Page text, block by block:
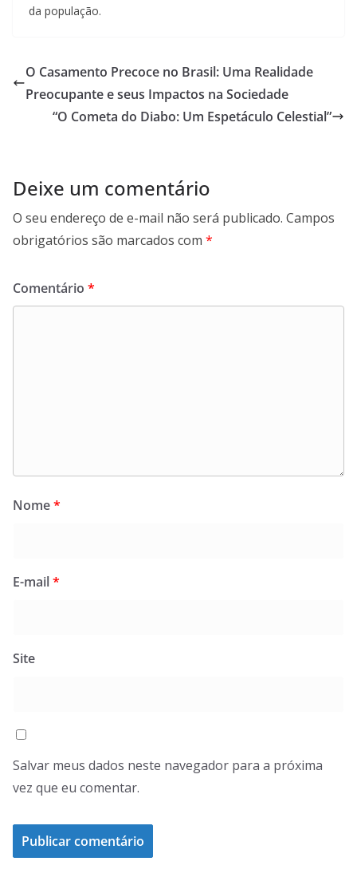
da população.
O Casamento Precoce no Brasil: Uma Realidade
Preocupante e seus Impactos na Sociedade
“O Cometa do Diabo: Um Espetáculo Celestial”
Deixe um comentário
O seu endereço de e-mail não será publicado. Campos
obrigatórios são marcados com *
Comentário *
Nome*
E-mail*
Site
Salvar meus dados neste navegador para a próxima
vez que eu comentar.